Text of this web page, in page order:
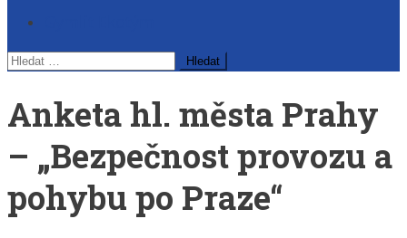
Vyhledávání
Anketa hl. města Prahy
– „Bezpečnost provozu a
pohybu po Praze“